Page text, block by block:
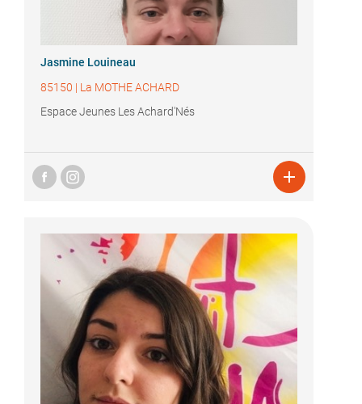
Jasmine Louineau
85150 | La MOTHE ACHARD
Espace Jeunes Les Achard'Nés
